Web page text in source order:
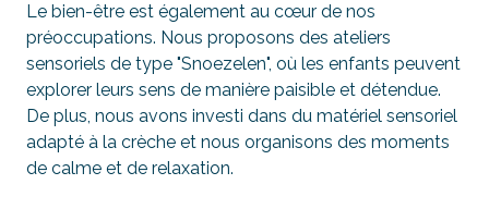
Le bien-être est également au cœur de nos
préoccupations. Nous proposons des ateliers
sensoriels de type "Snoezelen", où les enfants peuvent
explorer leurs sens de manière paisible et détendue.
De plus, nous avons investi dans du matériel sensoriel
adapté à la crèche et nous organisons des moments
de calme et de relaxation.